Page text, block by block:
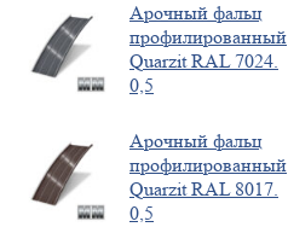
Арочный фальц
профилированный
Quarzit RAL 7024.
0,5
Арочный фальц
профилированный
Quarzit RAL 8017.
0,5